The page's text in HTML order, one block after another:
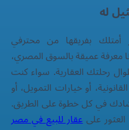
له
أمتلك بفريقها من محترفي
معرفة عميقة بالسوق المصري،
رحلتك العقارية. سواء كنت
أو خيارات التمويل، أو
في كل خطوة على الطريق.
علىعقار للبيع في مصر